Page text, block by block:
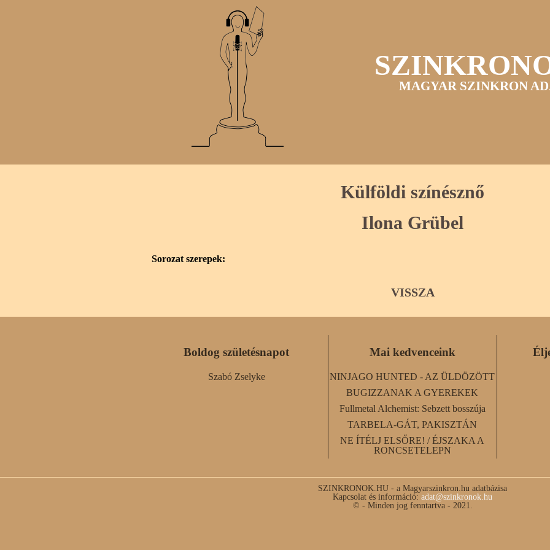
MAGYAR SZINKRON
Külföldi színésznő
Ilona Grübel
Sorozat szerepek:
VISSZA
Boldog születésnapot
Szabó Zselyke
Mai kedvenceink
NINJAGO HUNTED - AZ ÜLDÖZÖTT
BUGIZZANAK A GYEREKEK
Fullmetal Alchemist: Sebzett bosszúja
TARBELA-GÁT, PAKISZTÁN
NE ÍTÉLJ ELSŐRE! / ÉJSZAKA A
RONCSETELEPN
SZINKRONOK.HU - a Magyarszinkron.hu adatbázisa
Kapcsolat és információ: adat@szinkronok.hu
© - Minden jog fenntartva - 2021.